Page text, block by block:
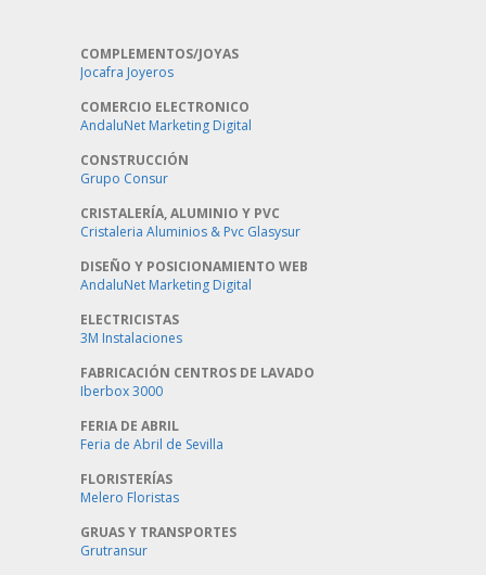
COMPLEMENTOS/JOYAS
Jocafra Joyeros
COMERCIO ELECTRONICO
AndaluNet Marketing Digital
CONSTRUCCIÓN
Grupo Consur
CRISTALERÍA, ALUMINIO Y PVC
Cristaleria Aluminios & Pvc Glasysur
DISEÑO Y POSICIONAMIENTO WEB
AndaluNet Marketing Digital
ELECTRICISTAS
3M Instalaciones
FABRICACIÓN CENTROS DE LAVADO
Iberbox 3000
FERIA DE ABRIL
Feria de Abril de Sevilla
FLORISTERÍAS
Melero Floristas
GRUAS Y TRANSPORTES
Grutransur